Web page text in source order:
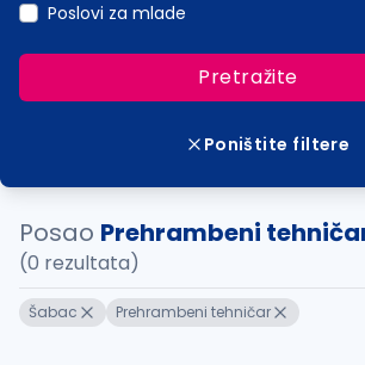
Poslovi za mlade
Pretražite
Poništite filtere
Posao Prehrambeni
(0 rezultata)
Šabac Prehrambeni tehničar